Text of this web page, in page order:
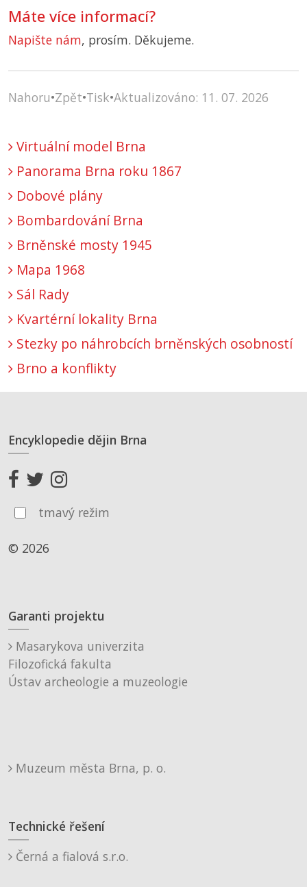
Máte více informací?
Napište nám, prosím. Děkujeme.
Nahoru•Zpět•Tisk•Aktualizováno: 11. 07. 2026
Virtuální model Brna
Panorama Brna roku 1867
Dobové plány
Bombardování Brna
Brněnské mosty 1945
Mapa 1968
Sál Rady
Kvartérní lokality Brna
Stezky po náhrobcích brněnských osobností
Brno a konflikty
Encyklopedie dějin Brna
tmavý režim
© 2026
Garanti projektu
Masarykova univerzita
Filozofická fakulta
Ústav archeologie a muzeologie
Muzeum města Brna, p. o.
Technické řešení
Černá a fialová s.r.o.